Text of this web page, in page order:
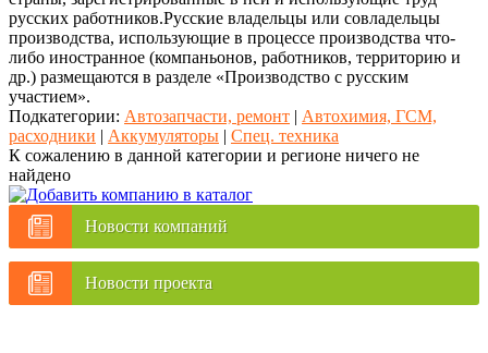
русских работников.Русские владельцы или совладельцы
производства, использующие в процессе производства что-
либо иностранное (компаньонов, работников, территорию и
др.) размещаются в разделе «Производство с русским
участием».
Подкатегории: Автозапчасти, ремонт | Автохимия, ГСМ,
расходники | Аккумуляторы | Спец. техника
К сожалению в данной категории и регионе ничего не
найдено
Новости компаний
Новости проекта